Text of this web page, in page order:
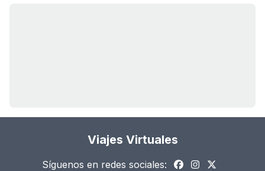
Viajes Virtuales
Síguenos en redes sociales: